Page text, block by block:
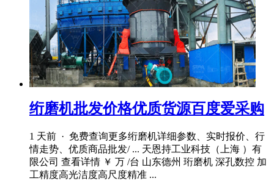
绗磨机批发价格优质货源百度爱采购
1 天前 · 免费查询更多绗磨机详细参数、实时报价、行
情走势、优质商品批发/ ... 天恩持工业科技（上海 ）有
限公司 查看详情 ￥ 万 /台 山东德州 珩磨机 深孔数控 加
工精度高光洁度高尺度精准 ...